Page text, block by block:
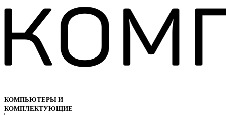
КОМПЬЮТЕРЫ И
КОМПЛЕКТУЮЩИЕ